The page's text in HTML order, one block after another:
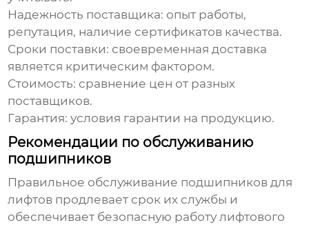
Надежность поставщика: опыт работы,
репутация, наличие сертификатов качества.
Сроки поставки: своевременная доставка
является критическим фактором.
Стоимость: сравнение цен от разных
поставщиков.
Гарантия: условия гарантии на продукцию.
Рекомендации по обслуживанию
подшипников
Правильное обслуживание подшипников для
лифтов продлевает срок их службы и
обеспечивает безопасную работу лифтового